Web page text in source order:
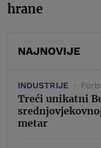
hrane
NAJNOVIJE
INDUSTRIJE
Treći unikatni
metar